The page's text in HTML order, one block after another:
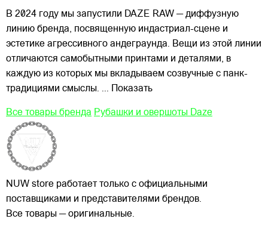
В 2024 году мы запустили DAZE RAW — диффузную
линию бренда, посвященную индастриал-сцене и
эстетике агрессивного андеграунда. Вещи из этой линии
отличаются самобытными принтами и деталями, в
каждую из которых мы вкладываем созвучные с панк-
традициями смыслы. ... Показать
Все товары бренда Рубашки и овершоты Daze
NUW store работает только с официальными
поставщиками и представителями брендов.
Все товары — оригинальные.